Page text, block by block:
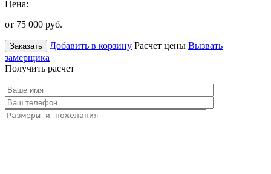
Цена:
от 75 000 руб.
Заказать Добавить в корзину Расчет цены Вызвать
замерщика
Получить расчет